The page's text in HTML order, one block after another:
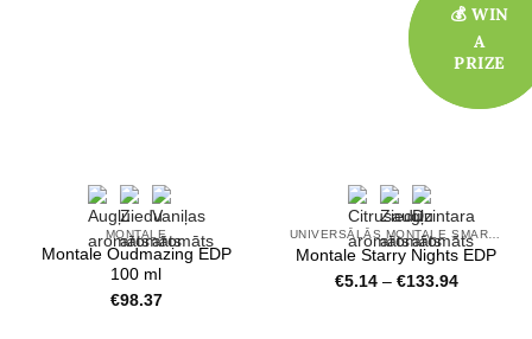
MONTALE
Montale Oudmazing EDP
100 ml
€98.37
Montale Starry Nights EDP
€5.14 – €133.94Price
💰 WIN
A
PRIZE
💰 WIN
A
PRIZE